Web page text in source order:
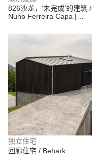
826沙龙，‘未完成’的建筑 /
Nuno Ferreira Capa |
独立住宅
回廊住宅 / Behark